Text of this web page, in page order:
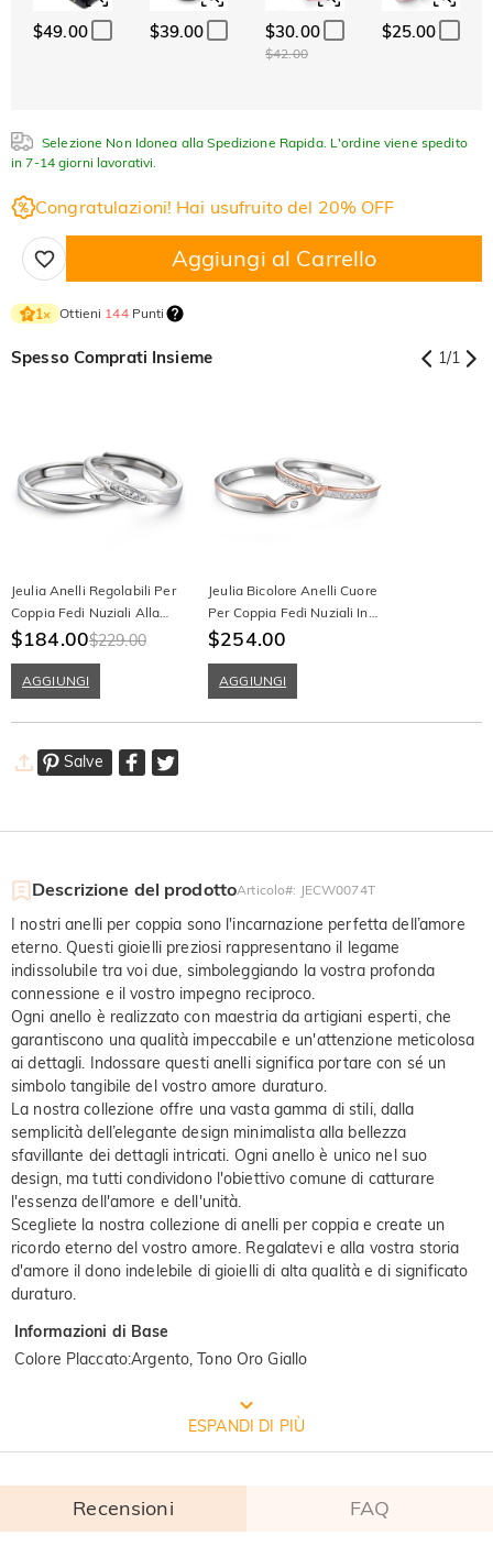
$49.00 $39.00 $30.00
$42.00
$25.00
Selezione Non Idonea alla Spedizione Rapida. L'ordine viene spedito
in 7-14 giorni lavorativi.
Congratulazioni! Hai usufruito del 20% OFF
Aggiungi al Carrello
1× Ottieni 144Punti
Spesso Comprati Insieme 1/1
Jeulia Anelli Regolabili Per
Coppia Fedi Nuziali Alla
Moda In Argento Sterling
$184.00$229.00
AGGIUNGI
Jeulia Bicolore Anelli Cuore
Per Coppia Fedi Nuziali In
Argento Sterling
$254.00
AGGIUNGI
Salve
Descrizione del prodottoArticolo#: JECW0074T
I nostri anelli per coppia sono l'incarnazione perfetta dell’amore
eterno. Questi gioielli preziosi rappresentano il legame
indissolubile tra voi due, simboleggiando la vostra profonda
connessione e il vostro impegno reciproco.
Ogni anello è realizzato con maestria da artigiani esperti, che
garantiscono una qualità impeccabile e un'attenzione meticolosa
ai dettagli. Indossare questi anelli significa portare con sé un
simbolo tangibile del vostro amore duraturo.
La nostra collezione offre una vasta gamma di stili, dalla
semplicità dell’elegante design minimalista alla bellezza
sfavillante dei dettagli intricati. Ogni anello è unico nel suo
design, ma tutti condividono l'obiettivo comune di catturare
l'essenza dell'amore e dell'unità.
Scegliete la nostra collezione di anelli per coppia e create un
ricordo eterno del vostro amore. Regalatevi e alla vostra storia
d'amore il dono indelebile di gioielli di alta qualità e di significato
duraturo.
Informazioni di Base
Colore Placcato:Argento, Tono Oro Giallo
CONFEZIONE GRATUITA JEULIA
ESPANDI DI PIÙ
Recensioni FAQ